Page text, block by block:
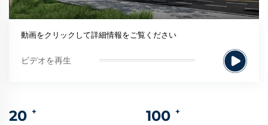
動画をクリックして詳細情報をご覧ください
ビデオを再生
20 + 100 +